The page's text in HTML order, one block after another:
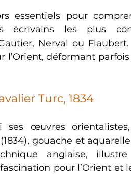
essentiels pour
écrivains les plus
Nerval ou Flaubert.
déformant
Turc, 1834
ses œuvres orientalistes,
gouache et
anglaise, illustre
pour l’Orient et